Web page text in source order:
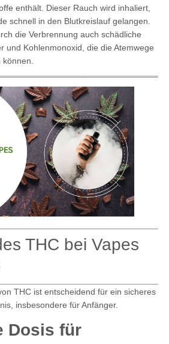
enthält. Dieser Rauch wird inhaliert,
schnell in den Blutkreislauf gelangen.
die Verbrennung auch schädliche
und Kohlenmonoxid, die die Atemwege
THC bei Vapes
THC ist entscheidend für ein sicheres
insbesondere für Anfänger.
Dosis für